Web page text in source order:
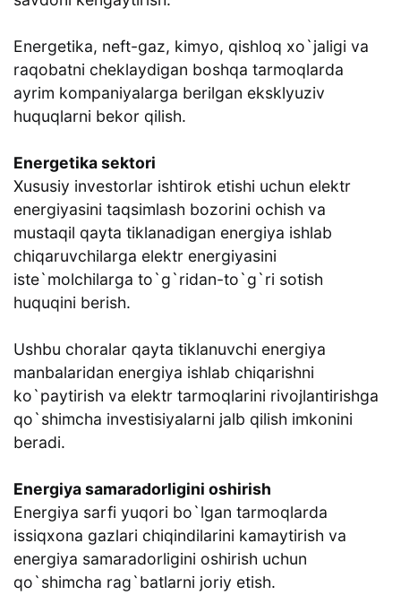
Energetika, neft-gaz, kimyo, qishloq xo`jaligi va
raqobatni cheklaydigan boshqa tarmoqlarda
ayrim kompaniyalarga berilgan eksklyuziv
huquqlarni bekor qilish.
Energetika sektori
Xususiy investorlar ishtirok etishi uchun elektr
energiyasini taqsimlash bozorini ochish va
mustaqil qayta tiklanadigan energiya ishlab
chiqaruvchilarga elektr energiyasini
iste`molchilarga to`g`ridan-to`g`ri sotish
huquqini berish.
Ushbu choralar qayta tiklanuvchi energiya
manbalaridan energiya ishlab chiqarishni
ko`paytirish va elektr tarmoqlarini rivojlantirishga
qo`shimcha investisiyalarni jalb qilish imkonini
beradi.
Energiya samaradorligini oshirish
Energiya sarfi yuqori bo`lgan tarmoqlarda
issiqxona gazlari chiqindilarini kamaytirish va
energiya samaradorligini oshirish uchun
qo`shimcha rag`batlarni joriy etish.